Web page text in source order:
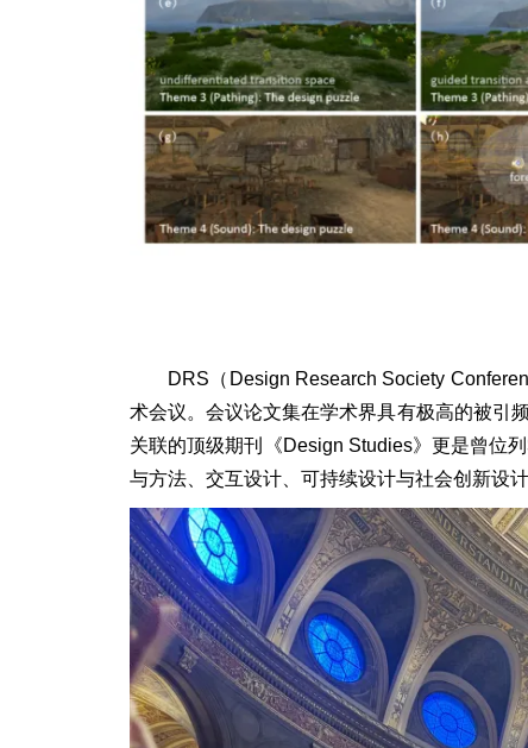
DRS（Design Research Society
术会议。会议论文集在学术界具有极高的被引
关联的顶级期刊《Design Studies》更是曾位
与方法、交互设计、可持续设计与社会创新设